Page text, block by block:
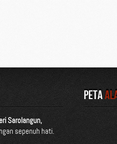
Sarolangun,
sepenuh hati.
Peta